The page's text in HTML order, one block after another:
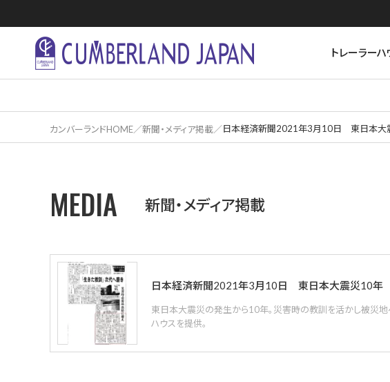
トレーラーハ
カンバーランドHOME 新聞・メディア掲載 日本経済新聞2021年3月10日 東日本大
MEDIA 新聞・メディア掲載
日本経済新聞2021年3月10日 東日本大震災10年
東日本大震災の発生から10年。災害時の教訓を活かし被災地
ハウスを提供。